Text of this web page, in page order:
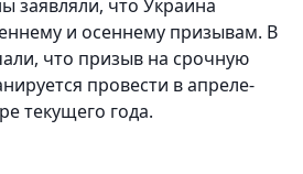
заявляли, что Украина
и осеннему призывам. В
что призыв на срочную
провести в апреле-
текущего года.